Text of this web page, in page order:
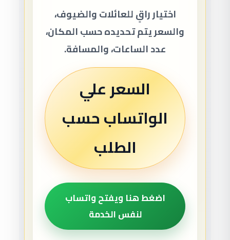
اختيار راقٍ للعائلات والضيوف،
والسعر يتم تحديده حسب المكان،
عدد الساعات، والمسافة.
السعر علي
الواتساب حسب
الطلب
اضغط هنا ويفتح واتساب
لنفس الخدمة